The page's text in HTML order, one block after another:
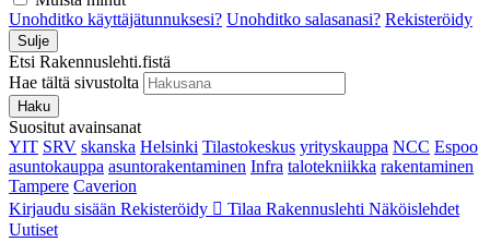
Unohditko käyttäjätunnuksesi? Unohditko salasanasi? Rekisteröidy
Sulje
Etsi Rakennuslehti.fistä
Hae tältä sivustolta
Haku
Suositut avainsanat
YIT SRV skanska Helsinki Tilastokeskus yrityskauppa NCC Espoo
asuntokauppa asuntorakentaminen Infra talotekniikka rakentaminen
Tampere Caverion
Kirjaudu sisään Rekisteröidy Tilaa Rakennuslehti Näköislehdet
Uutiset